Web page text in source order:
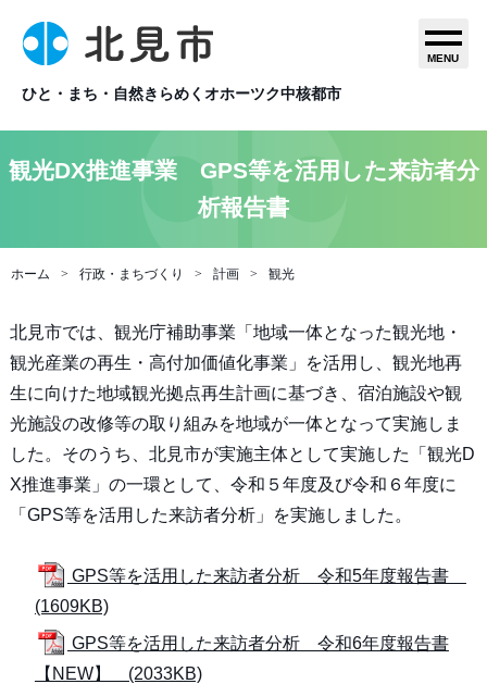
ひと・まち・自然きらめくオホーツク中核都市
MENU
観光DX推進事業 GPS等を活用した来訪者分
析報告書
ホーム 行政・まちづくり 計画 観光
北見市では、観光庁補助事業「地域一体となった観光地・
観光産業の再生・高付加価値化事業」を活用し、観光地再
生に向けた地域観光拠点再生計画に基づき、宿泊施設や観
光施設の改修等の取り組みを地域が一体となって実施しま
した。そのうち、北見市が実施主体として実施した「観光D
X推進事業」の一環として、令和５年度及び令和６年度に
「GPS等を活用した来訪者分析」を実施しました。
GPS等を活用した来訪者分析 令和5年度報告書
(1609KB)
GPS等を活用した来訪者分析 令和6年度報告書
【NEW】 (2033KB)